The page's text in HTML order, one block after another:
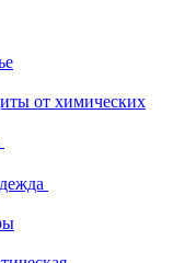
от химических